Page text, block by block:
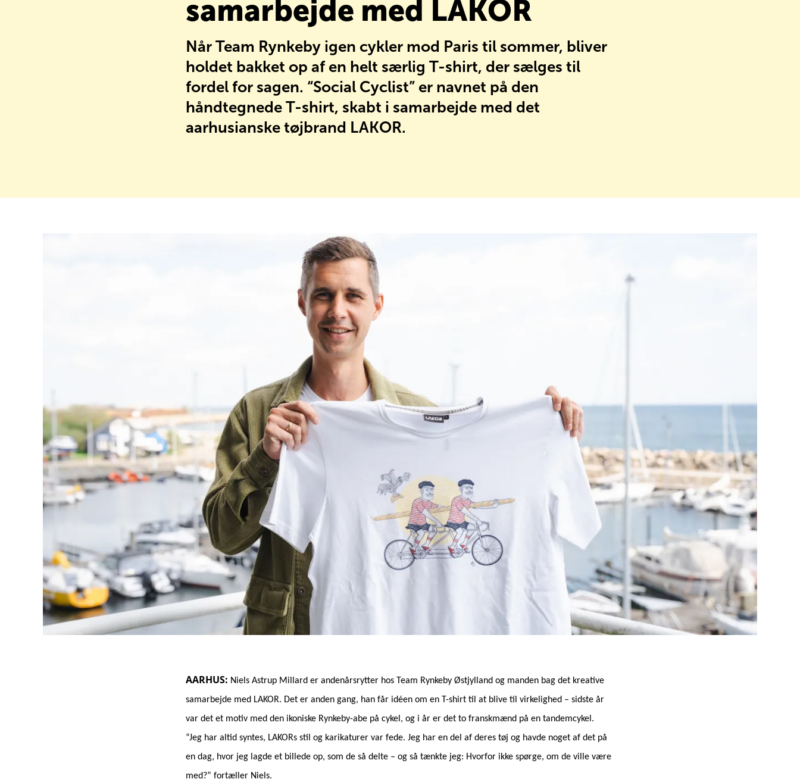
samarbejde med LAKOR
Når Team Rynkeby igen cykler mod Paris til sommer, bliver
holdet bakket op af en helt særlig T-shirt, der sælges til
fordel for sagen. “Social Cyclist” er navnet på den
håndtegnede T-shirt, skabt i samarbejde med det
aarhusianske tøjbrand LAKOR.
AARHUS: Niels Astrup Millard er andenårsrytter hos Team Rynkeby Østjylland og manden bag det kreative
samarbejde med LAKOR. Det er anden gang, han får idéen om en T-shirt til at blive til virkelighed – sidste år
var det et motiv med den ikoniske Rynkeby-abe på cykel, og i år er det to franskmænd på en tandemcykel.
“Jeg har altid syntes, LAKORs stil og karikaturer var fede. Jeg har en del af deres tøj og havde noget af det på
en dag, hvor jeg lagde et billede op, som de så delte – og så tænkte jeg: Hvorfor ikke spørge, om de ville være
med?” fortæller Niels.